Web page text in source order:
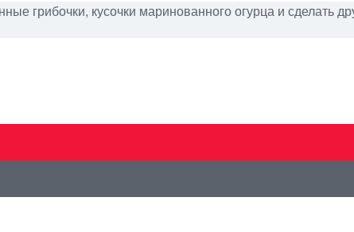
грибочки, кусочки маринованного огурца и сделать